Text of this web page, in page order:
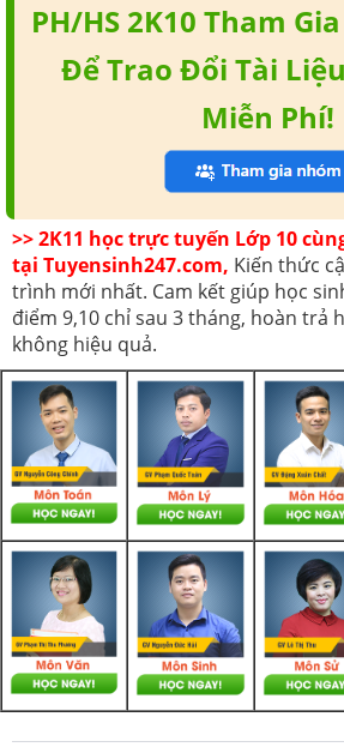
PH/HS 2K10 Tham
Để Trao Đổi Tài
Miễn Phí!
>> 2K11 học trực tuyến Lớp 10
tại Tuyensinh247.com, Kiến thức
trình mới nhất. Cam kết giúp học
điểm 9,10 chỉ sau 3 tháng, hoàn trả
không hiệu quả.